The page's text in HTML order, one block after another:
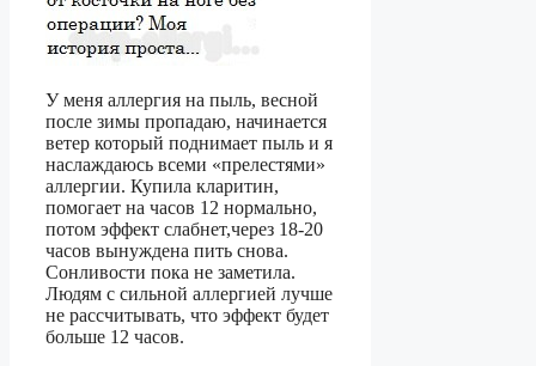
У меня аллергия на пыль, весной
после зимы пропадаю, начинается
ветер который поднимает пыль и я
наслаждаюсь всеми «прелестями»
аллергии. Купила кларитин,
помогает на часов 12 нормально,
потом эффект слабнет,через 18-20
часов вынуждена пить снова.
Сонливости пока не заметила.
Людям с сильной аллергией лучше
не рассчитывать, что эффект будет
больше 12 часов.